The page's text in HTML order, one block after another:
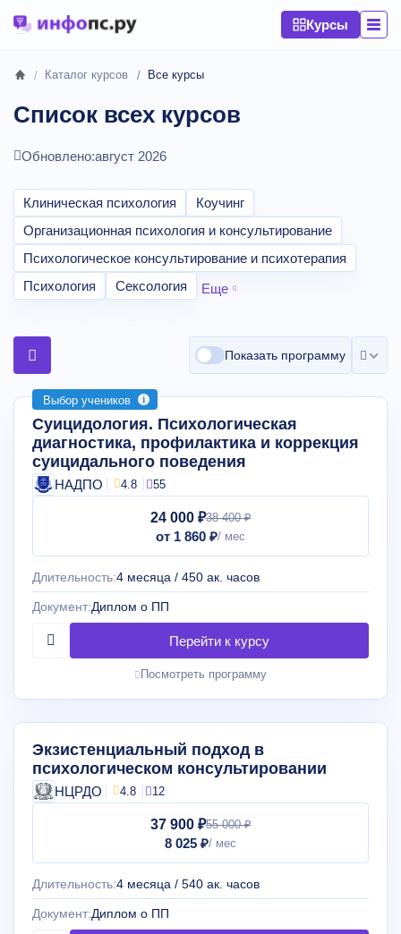
Курсы
Каталог курсов Все курсы
Список всех курсов
Обновлено:август 2026
Клиническая психология
Коучинг
Организационная психология и консультирование
Психологическое консультирование и психотерапия
Психология
Сексология Еще
Показать программу
Выбор учеников
Суицидология. Психологическая
диагностика, профилактика и коррекция
суицидального поведения
НАДПО 4.8 55
24 000 ₽38 400 ₽
от 1 860 ₽
Длительность:4 месяца / 450 ак. часов
Документ:Диплом о ПП
Посмотреть программу
Экзистенциальный подход в
психологическом консультировании
НЦРДО 4.8 12
37 900 ₽55 000 ₽
8 025 ₽
Длительность:4 месяца / 540 ак. часов
Документ:Диплом о ПП